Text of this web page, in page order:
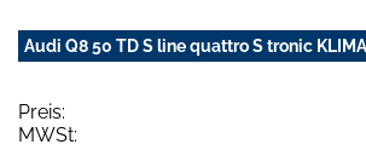
Audi Q8 50 TD S line quattro S tronic
Preis:
MWSt: